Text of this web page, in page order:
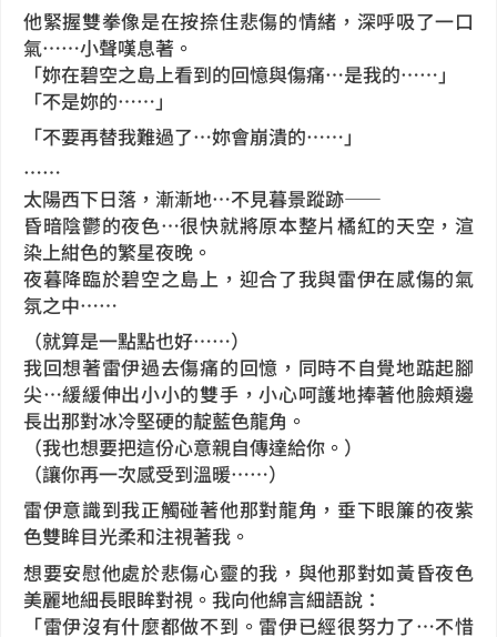
他緊握雙拳像是在按捺住悲傷的情緒，深呼吸了一口
氣……小聲嘆息著。
「妳在碧空之島上看到的回憶與傷痛…是我的……」
「不是妳的……」
「不要再替我難過了…妳會崩潰的……」
……
太陽西下日落，漸漸地…不見暮景蹤跡——
昏暗陰鬱的夜色…很快就將原本整片橘紅的天空，渲
染上紺色的繁星夜晚。
夜暮降臨於碧空之島上，迎合了我與雷伊在感傷的氣
氛之中……
（就算是一點點也好……）
我回想著雷伊過去傷痛的回憶，同時不自覺地踮起腳
尖…緩緩伸出小小的雙手，小心呵護地捧著他臉頰邊
長出那對冰冷堅硬的靛藍色龍角。
（我也想要把這份心意親自傳達給你。）
（讓你再一次感受到溫暖……）
雷伊意識到我正觸碰著他那對龍角，垂下眼簾的夜紫
色雙眸目光柔和注視著我。
想要安慰他處於悲傷心靈的我，與他那對如黃昏夜色
美麗地細長眼眸對視。我向他綿言細語說：
「雷伊沒有什麼都做不到。雷伊已經很努力了…不惜